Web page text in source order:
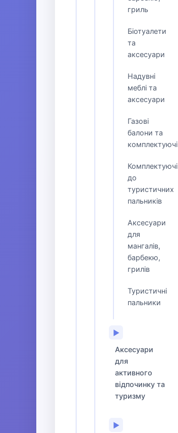
гриль
Біотуалети
та
аксесуари
Надувні
меблі та
аксесуари
Газові
балони та
комплектуючі
Комплектуючі
до
туристичних
пальників
Аксесуари
для
мангалів,
барбекю,
грилів
Туристичні
пальники
▶
Аксесуари
для
активного
відпочинку та
туризму
▶